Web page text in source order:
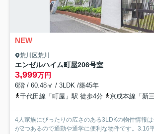
NEW
荒川区荒川
エンゼルハイム町屋206号室
3,999万円
6階 / 60.48㎡ / 3LDK /築45年
千代田線「町屋」駅 徒歩4分
京成本線「新
4人家族にぴったりの広さのある3LDKの物件情報
が2つあるので通勤や通学に便利な物件です。3.16